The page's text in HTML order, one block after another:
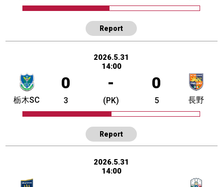
Report
2026.5.31
14:00
0 - 0
栃木SC 3 (PK) 5 長野
Report
2026.5.31
14:00